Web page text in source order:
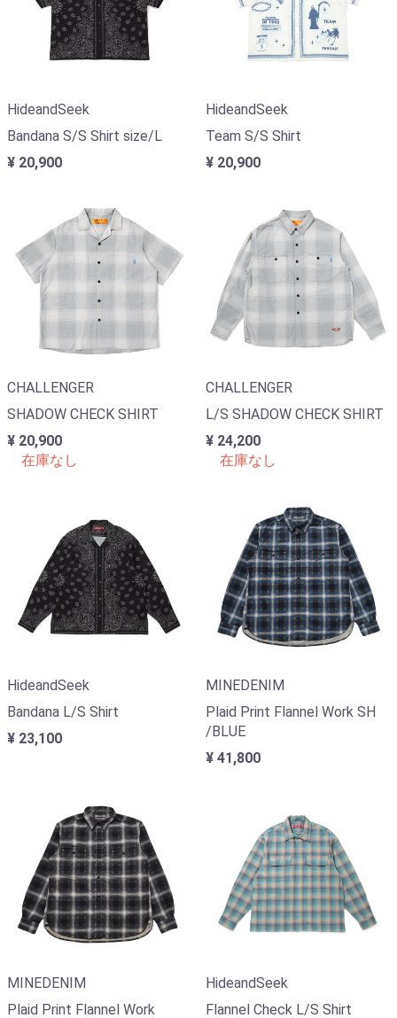
HideandSeek
Bandana S/S Shirt size/L
¥ 20,900
HideandSeek
Team S/S Shirt
¥ 20,900
CHALLENGER
SHADOW CHECK SHIRT
¥ 20,900
在庫なし
CHALLENGER
L/S SHADOW CHECK SHIRT
¥ 24,200
在庫なし
HideandSeek
Bandana L/S Shirt
¥ 23,100
MINEDENIM
Plaid Print Flannel Work SH
/BLUE
¥ 41,800
MINEDENIM
Plaid Print Flannel Work
HideandSeek
Flannel Check L/S Shirt